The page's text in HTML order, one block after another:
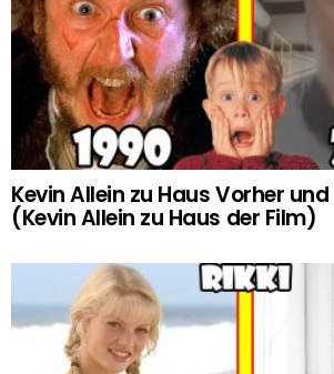
Kevin Allein zu Haus Vorher
(Kevin Allein zu Haus der Film)